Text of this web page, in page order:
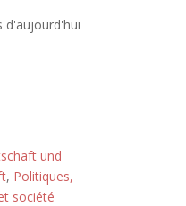
d'aujourd'hui
und
, Politiques,
société